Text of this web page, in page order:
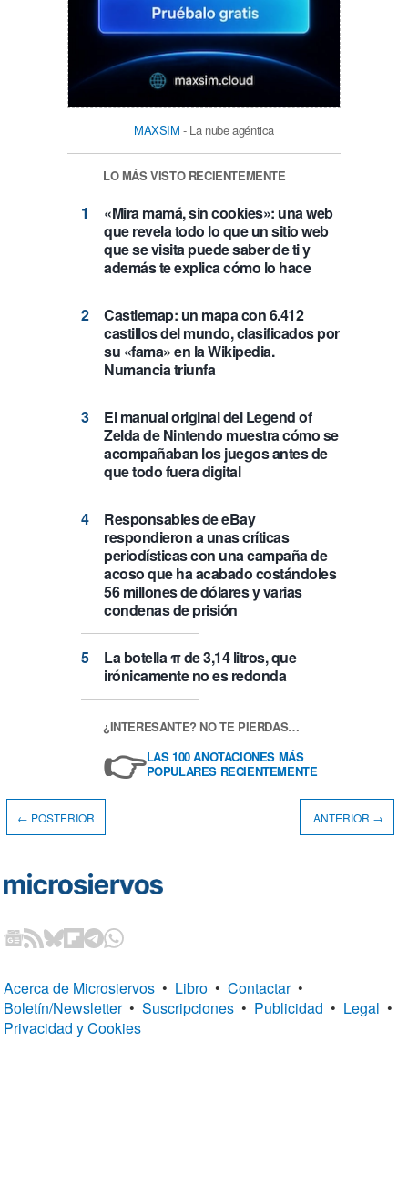
MAXSIM - La nube agéntica
LO MÁS VISTO RECIENTEMENTE
«Mira mamá, sin cookies»: una web
que revela todo lo que un sitio web
que se visita puede saber de ti y
además te explica cómo lo hace
Castlemap: un mapa con 6.412
castillos del mundo, clasificados por
su «fama» en la Wikipedia.
Numancia triunfa
El manual original del Legend of
Zelda de Nintendo muestra cómo se
acompañaban los juegos antes de
que todo fuera digital
Responsables de eBay
respondieron a unas críticas
periodísticas con una campaña de
acoso que ha acabado costándoles
56 millones de dólares y varias
condenas de prisión
La botella π de 3,14 litros, que
irónicamente no es redonda
¿INTERESANTE? NO TE PIERDAS…
👉LAS 100 ANOTACIONES MÁS
POPULARES RECIENTEMENTE
← POSTERIOR ANTERIOR →
Acerca de Microsiervos • Libro • Contactar •
Boletín/Newsletter • Suscripciones • Publicidad • Legal •
Privacidad y Cookies